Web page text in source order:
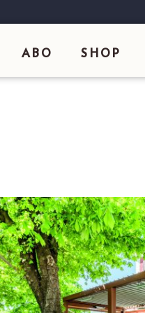
ABO SHOP